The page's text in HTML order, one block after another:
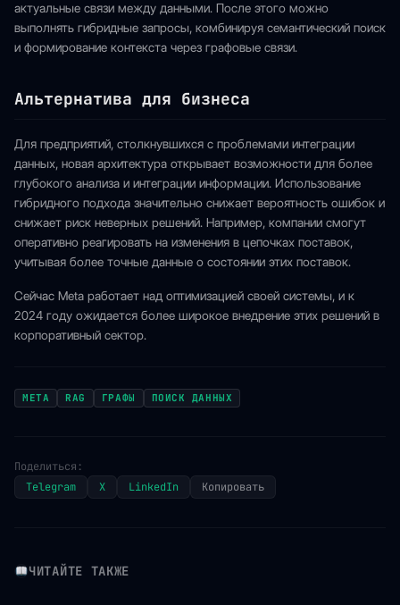
актуальные связи между данными. После этого можно
выполнять гибридные запросы, комбинируя семантический поиск
и формирование контекста через графовые связи.
Альтернатива для бизнеса
Для предприятий, столкнувшихся с проблемами интеграции
данных, новая архитектура открывает возможности для более
глубокого анализа и интеграции информации. Использование
гибридного подхода значительно снижает вероятность ошибок и
снижает риск неверных решений. Например, компании смогут
оперативно реагировать на изменения в цепочках поставок,
учитывая более точные данные о состоянии этих поставок.
Сейчас Meta работает над оптимизацией своей системы, и к
2024 году ожидается более широкое внедрение этих решений в
корпоративный сектор.
META RAG ГРАФЫ ПОИСК ДАННЫХ
Поделиться:
Telegram
X LinkedIn Копировать
ЧИТАЙТЕ ТАКЖЕ